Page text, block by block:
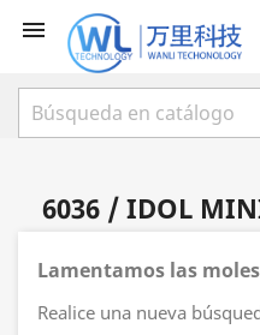

6036 / IDOL
Lamentamos las
Realice una nueva